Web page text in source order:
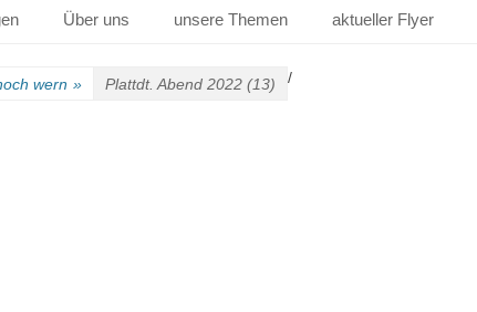
Über uns unsere Themen aktueller Flyer
/
wern » Plattdt. Abend 2022 (13)